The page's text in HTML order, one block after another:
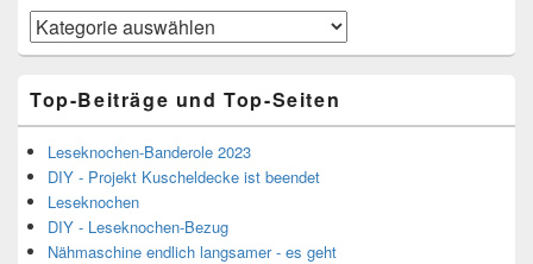
Kategorien
Top-Beiträge und Top-Seiten
Leseknochen-Banderole 2023
DIY - Projekt Kuscheldecke ist beendet
Leseknochen
DIY - Leseknochen-Bezug
Nähmaschine endlich langsamer - es geht